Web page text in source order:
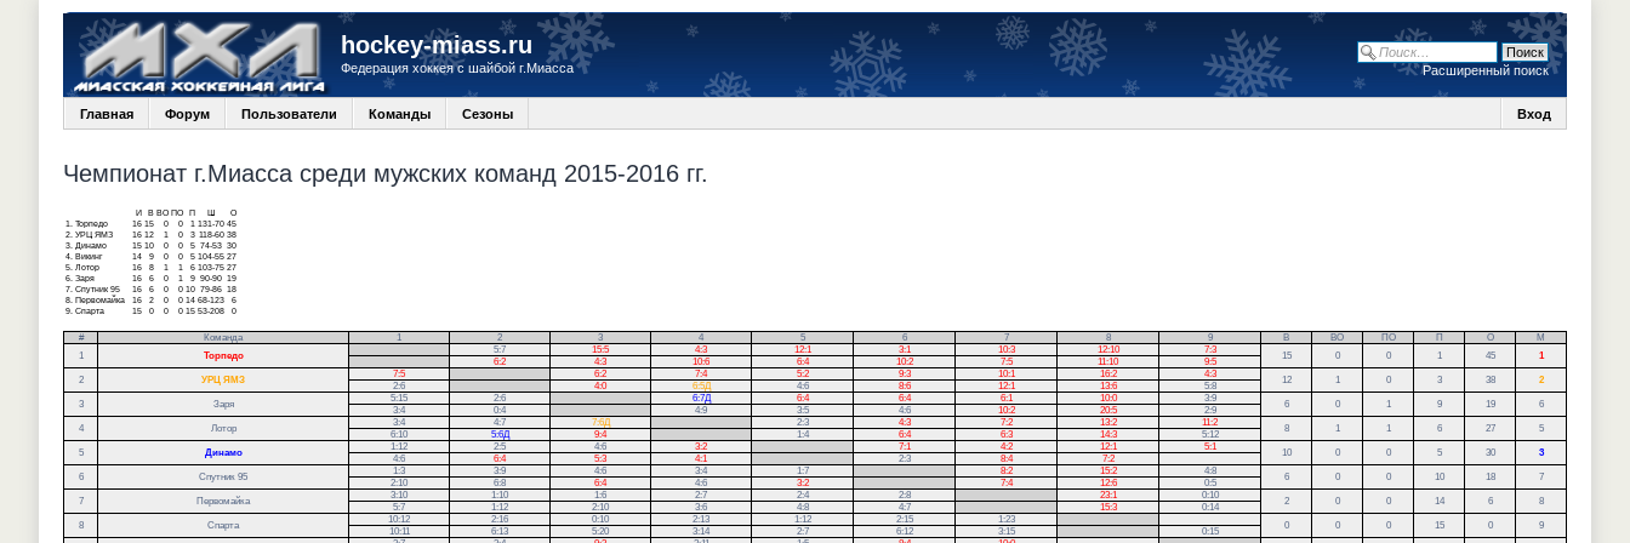
hockey-miass.ru
Федерация хоккея с шайбой г.Миасса Расширенный поиск
Главная Форум Пользователи Команды Сезоны Вход
Чемпионат г.Миасса среди мужских команд 2015-2016 гг.
И В ВО ПО П
О
1.
Торпедо 16 15 0 0 1 131-70 45
2. УРЦ ЯМЗ 16 12 1 0 3 118-60 38
3.
Динамо 15 10 0 0 5 74-53 30
4.
Викинг 14 9 0 0 5 104-55 27
5. Лотор 16 8 1 1 6 103-75 27
6. Заря 16 6 0 1 9 90-90 19
7. Спутник 95 16 6 0 0 10 79-86 18
8.
Первомайка 16 2 0 0 14 68-123
6
9. Спарта 15 0 0 0 15 53-208 0
# Команда 1 2 3 4 5 6 7 8 9 В ВО ПО П О
М
1
Торпедо
5:7 15:5 4:3 12:1 3:1 10:3 12:10 7:3
15 0 0 1 45 1
6:2 4:3 10:6 6:4 10:2 7:5 11:10
9:5
2
УРЦ ЯМЗ
7:5 6:2 7:4 5:2 9:3 10:1 16:2 4:3
12 1 0 3 38 2
2:6 4:0 6:5Д 4:6 8:6 12:1 13:6
5:8
3
Заря
5:15 2:6 6:7Д 6:4 6:4 6:1 10:0 3:9
6 0 1 9 19 6
3:4 0:4 4:9 3:5 4:6 10:2 20:5
2:9
4
Лотор
3:4 4:7 7:6Д 2:3 4:3 7:2 13:2 11:2
8 1 1 6 27 5
6:10 5:6Д 9:4 1:4 6:4 6:3 14:3
5:12
5
Динамо
1:12 2:5 4:6 3:2 7:1 4:2 12:1 5:1
10 0 0 5 30 3
4:6 6:4 5:3 4:1 2:3 8:4
7:2
6
Спутник 95
1:3 3:9 4:6 3:4 1:7 8:2 15:2 4:8
6 0 0 10 18 7
2:10 6:8 6:4 4:6 3:2 7:4 12:6
0:5
7
Первомайка
3:10 1:10 1:6 2:7 2:4 2:8 23:1 0:10
2 0 0 14 6 8
5:7 1:12 2:10 3:6 4:8 4:7 15:3
0:14
8
Спарта
10:12 2:16 0:10 2:13 1:12 2:15 1:23
0 0 0 15 0 9
10:11 6:13 5:20 3:14 2:7 6:12 3:15
0:15